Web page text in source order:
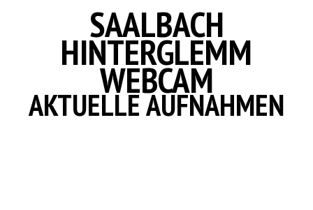
SAALBACH
HINTERGLEMM
WEBCAM
AKTUELLE AUFNAHMEN